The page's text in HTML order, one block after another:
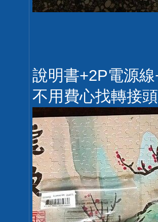
說明書+2P電源
不用費心找轉接